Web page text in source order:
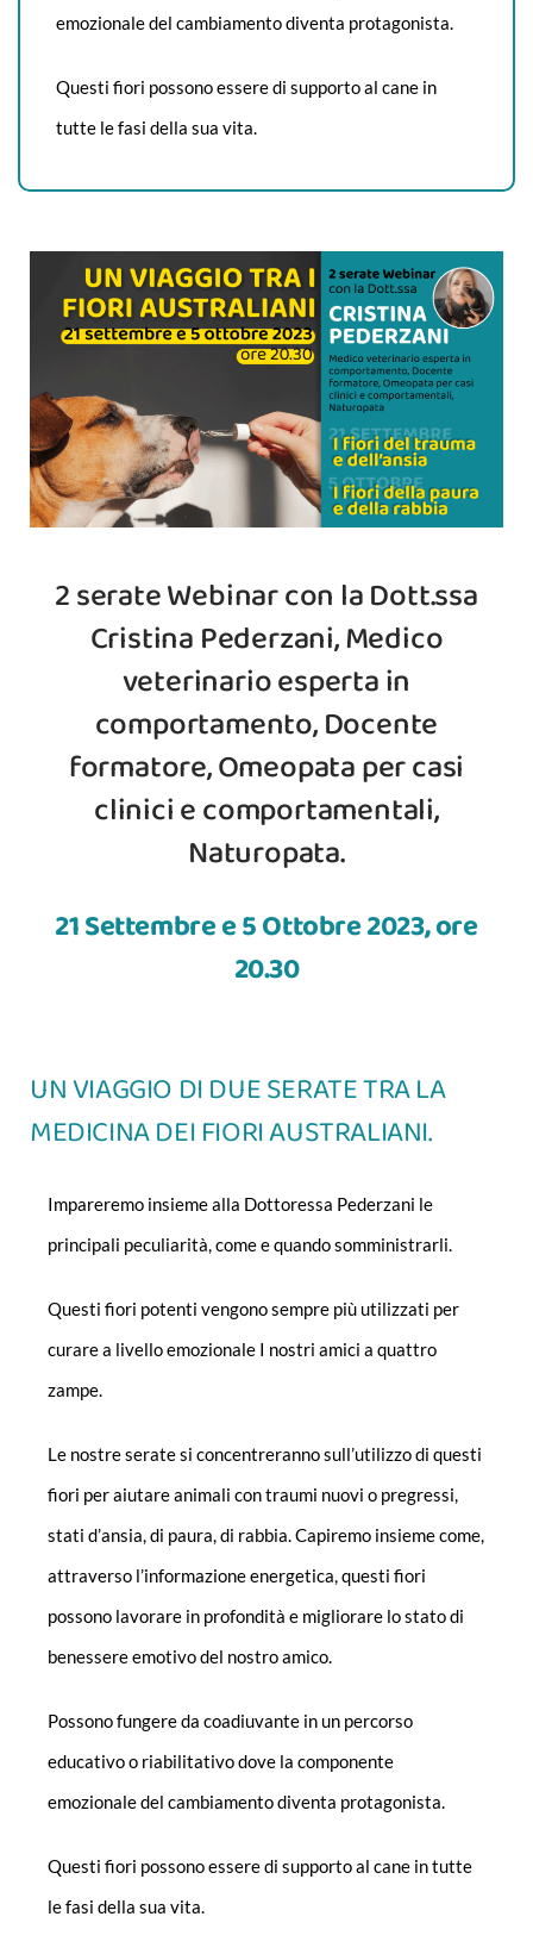
emozionale del cambiamento diventa protagonista.
Questi fiori possono essere di supporto al cane in
tutte le fasi della sua vita.
2 serate Webinar con la Dott.ssa
Cristina Pederzani, Medico
veterinario esperta in
comportamento, Docente
formatore, Omeopata per casi
clinici e comportamentali,
Naturopata.
21 Settembre e 5 Ottobre 2023, ore
20.30
UN VIAGGIO DI DUE SERATE TRA LA
MEDICINA DEI FIORI AUSTRALIANI.
Impareremo insieme alla Dottoressa Pederzani le
principali peculiarità, come e quando somministrarli.
Questi fiori potenti vengono sempre più utilizzati per
curare a livello emozionale I nostri amici a quattro
zampe.
Le nostre serate si concentreranno sull’utilizzo di questi
fiori per aiutare animali con traumi nuovi o pregressi,
stati d’ansia, di paura, di rabbia. Capiremo insieme come,
attraverso l’informazione energetica, questi fiori
possono lavorare in profondità e migliorare lo stato di
benessere emotivo del nostro amico.
Possono fungere da coadiuvante in un percorso
educativo o riabilitativo dove la componente
emozionale del cambiamento diventa protagonista.
Questi fiori possono essere di supporto al cane in tutte
le fasi della sua vita.